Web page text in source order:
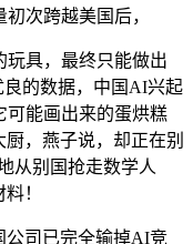
次跨越美国后，
具，最终只能做出
良的数据，中国AI兴起
可能画出来的蛋烘糕
，燕子说，却正在别
从别国抢走数学人
！
司已完全输掉AI竞